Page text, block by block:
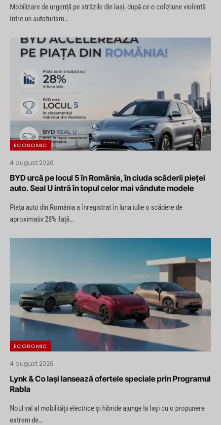
Mobilizare de urgență pe străzile din Iași, după ce o coliziune violentă
între un autoturism…
ECONOMIC
4 august 2026
BYD urcă pe locul 5 în România, în ciuda scăderii pieței
auto. Seal U intră în topul celor mai vândute modele
Piața auto din România a înregistrat în luna iulie o scădere de
aproximativ 28% față…
ECONOMIC
4 august 2026
Lynk & Co Iași lansează ofertele speciale prin Programul
Rabla
Noul val al mobilității electrice și hibride ajunge la Iași cu o propunere
extrem de…